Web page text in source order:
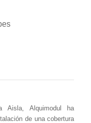
Aisla, Alquimodul ha
de una cobertura